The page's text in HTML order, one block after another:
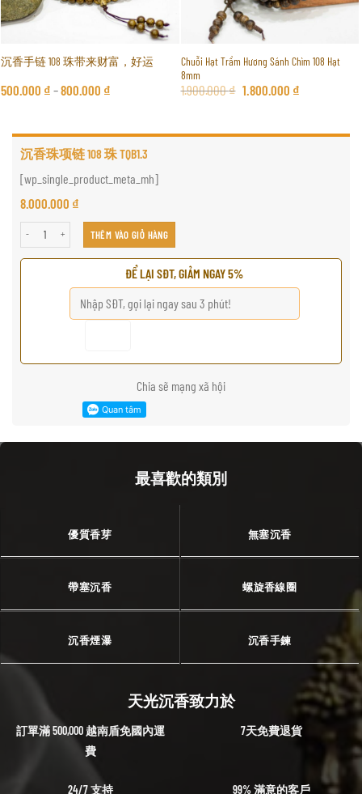
沉香手链 108 珠带来财富，好运
500.000 ₫ –800.000 ₫
Chuỗi Hạt Trầm Hương Sánh Chìm 108 Hạt
8mm
1.900.000₫ 1.800.000 ₫
沉香珠项链 108 珠 TQB1.3
[wp_single_product_meta_mh]
8.000.000 ₫
沉香珠项链 108 珠 TQB1.3 số lượng
THÊM VÀO GIỎ HÀNG
ĐỂ LẠI SĐT, GIẢM NGAY 5%
Chia sẽ mạng xã hội
最喜歡的類別
優質香芽 無塞沉香
帶塞沉香 螺旋香線圈
沉香煙瀑 沉香手鍊
天光沉香致力於
訂單滿 500,000 越南盾免國內運
費
7天免費退貨
24/7 支持 99% 滿意的客戶